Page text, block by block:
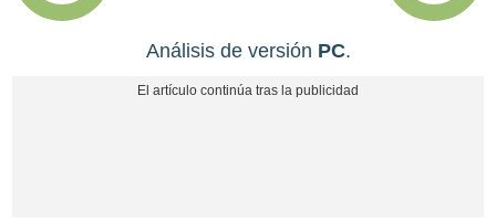
Análisis de versión PC.